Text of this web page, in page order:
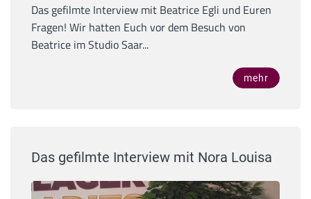
Das gefilmte Interview mit Beatrice Egli und Euren
Fragen! Wir hatten Euch vor dem Besuch von
Beatrice im Studio Saar...
mehr
Das gefilmte Interview mit Nora Louisa